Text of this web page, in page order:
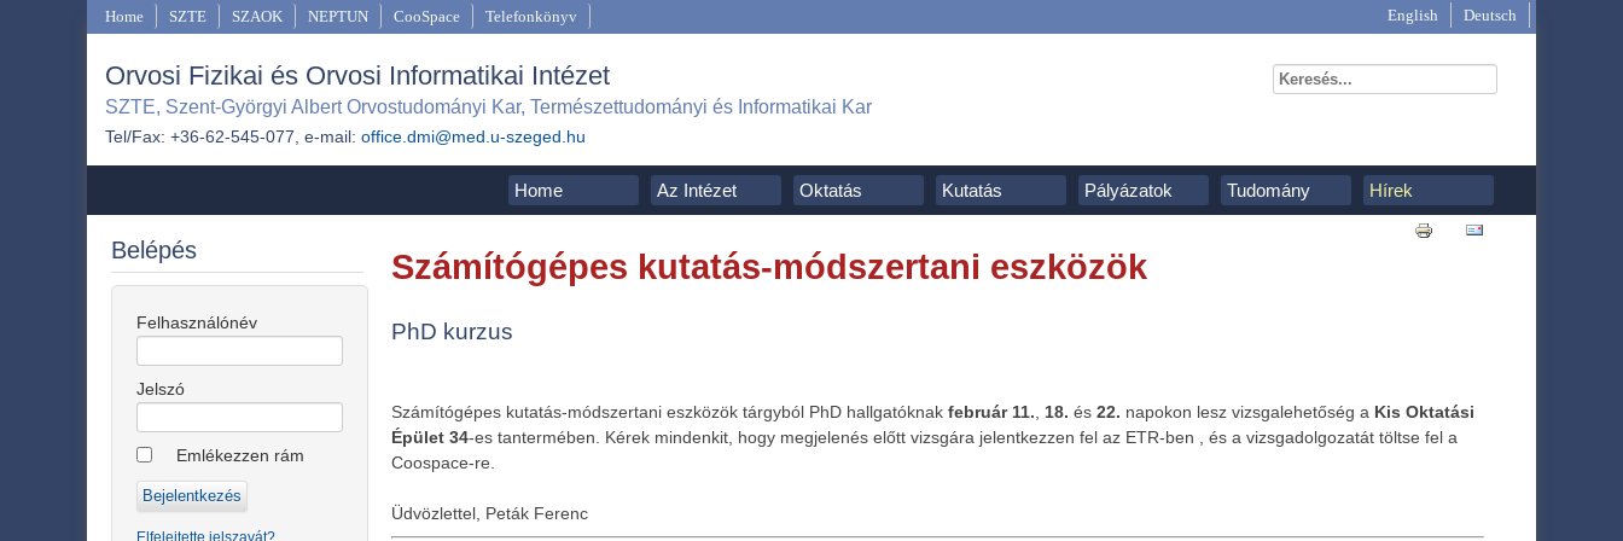
Home SZTE SZAOK NEPTUN CooSpace Telefonkönyv
Orvosi Fizikai és Orvosi Informatikai Intézet
SZTE, Szent-Györgyi Albert Orvostudományi Kar, Természettudományi és Informatikai Kar
Tel/Fax: +36-62-545-077, e-mail: office.dmi@med.u-szeged.hu
English Deutsch
Home Az Intézet Oktatás Kutatás Pályázatok Tudomány Hírek
Belépés
Felhasználónév
Jelszó
Emlékezzen rám
Elfelejtette jelszavát?
Számítógépes kutatás-módszertani eszközök
PhD kurzus
Számítógépes kutatás-módszertani eszközök tárgyból PhD hallgatóknak február 11., 18. és 22. napokon lesz vizsgalehetőség a Kis Oktatási
Épület 34-es tantermében. Kérek mindenkit, hogy megjelenés előtt vizsgára jelentkezzen fel az ETR-ben , és a vizsgadolgozatát töltse fel a
Coospace-re.
Üdvözlettel, Peták Ferenc